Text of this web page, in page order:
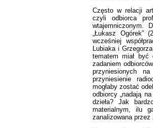
Często w relacji
czyli odbiorca
wtajemniczonym.
„Łukasz Ogórek”
wcześniej
Lubiaka i
tematem miał
zadaniem
przyniesionych
przyniesienie
mogłaby zostać
odbiorcy „nadają
dzieła? Jak
materialnym, ilu
zanalizowana